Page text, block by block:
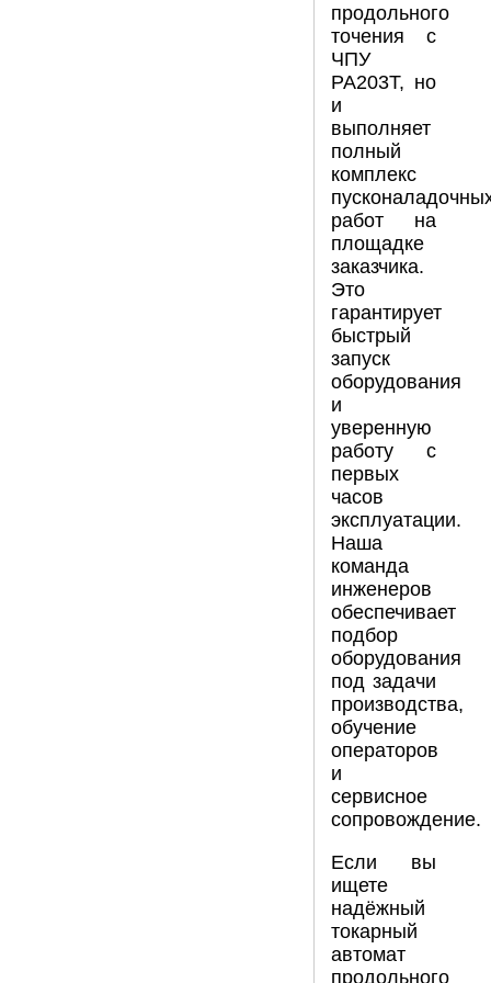
продольного
точения с
ЧПУ
PA203T, но
и
выполняет
полный
комплекс
работ на
площадке
заказчика.
Это
гарантирует
быстрый
запуск
оборудования
и
уверенную
работу с
первых
часов
эксплуатации.
Наша
команда
инженеров
обеспечивает
подбор
оборудования
под задачи
производства,
обучение
операторов
и
сервисное
сопровождение.
Если вы
ищете
надёжный
токарный
автомат
продольного